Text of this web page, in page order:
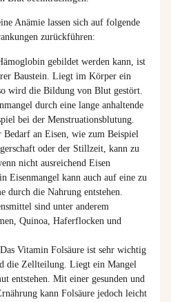
Anämie lassen sich auf folgende
zurückführen:
gebildet werden kann, ist
Baustein. Liegt im Körper ein
wird die Bildung von Blut gestört.
durch eine lange anhaltende
bei der Menstruationsblutung.
Bedarf an Eisen, wie zum Beispiel
oder der Stillzeit, kann zu
nicht ausreichend Eisen
Eisenmangel kann auch auf eine zu
durch die Nahrung entstehen.
sind unter anderem
Quinoa, Haferflocken und
Vitamin Folsäure ist sehr wichtig
die Zellteilung. Liegt ein Mangel
entstehen. Mit einer gesunden und
kann Folsäure jedoch leicht